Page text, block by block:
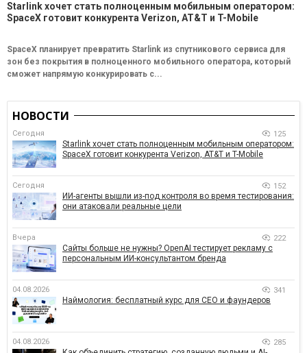
Starlink хочет стать полноценным мобильным оператором:
SpaceX готовит конкурента Verizon, AT&T и T-Mobile
SpaceX планирует превратить Starlink из спутникового сервиса для
зон без покрытия в полноценного мобильного оператора, который
сможет напрямую конкурировать с...
НОВОСТИ
Сегодня 125
Starlink хочет стать полноценным мобильным оператором:
SpaceX готовит конкурента Verizon, AT&T и T-Mobile
Сегодня 152
ИИ-агенты вышли из-под контроля во время тестирования:
они атаковали реальные цели
Вчера 222
Сайты больше не нужны? OpenAI тестирует рекламу с
персональным ИИ-консультантом бренда
04.08.2026 341
Наймология: бесплатный курс для CEO и фаундеров
04.08.2026 285